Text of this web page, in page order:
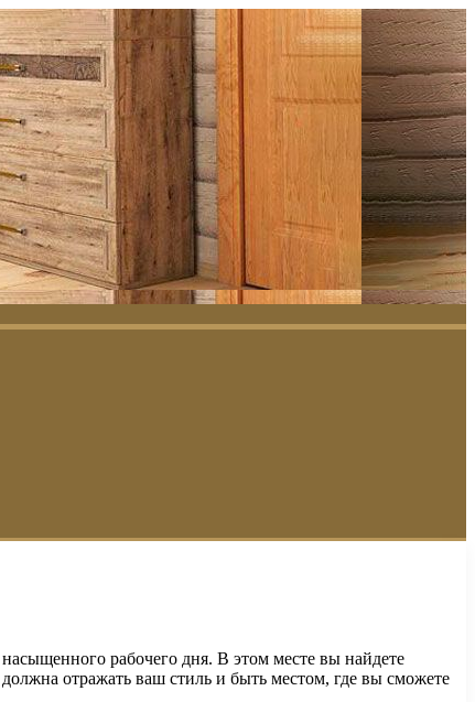
рабочего дня. В этом месте вы найдете
отражать ваш стиль и быть местом, где вы сможете